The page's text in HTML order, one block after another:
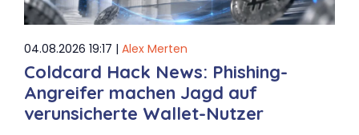
04.08.2026 19:17 | Alex Merten
Coldcard Hack News: Phishing-
Angreifer machen Jagd auf
verunsicherte Wallet-Nutzer